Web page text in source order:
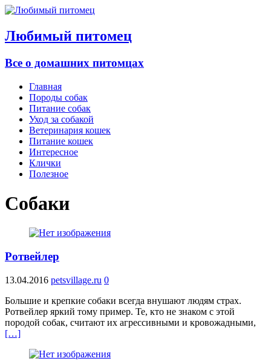
Любимый питомец
Все о домашних питомцах
Главная
Породы собак
Питание собак
Уход за собакой
Ветеринария кошек
Питание кошек
Интересное
Клички
Полезное
Собаки
Ротвейлер
13.04.2016 petsvillage.ru 0
Большие и крепкие собаки всегда внушают людям страх.
Ротвейлер яркий тому пример. Те, кто не знаком с этой
породой собак, считают их агрессивными и кровожадными,
[…]